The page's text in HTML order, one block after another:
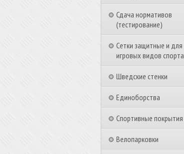
Сдача нормативов
(тестирование)
Сетки защитные и для
игровых видов спорта
Шведские стенки
Единоборства
Спортивные покрытия
Велопарковки